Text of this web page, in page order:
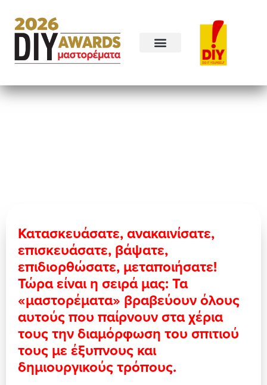
Κατασκευάσατε, ανακαινίσατε,
επισκευάσατε, βάψατε,
επιδιορθώσατε, μεταποιήσατε!
Τώρα είναι η σειρά μας: Τα
«μαστορέματα» βραβεύουν όλους
αυτούς που παίρνουν στα χέρια
τους την διαμόρφωση του σπιτιού
τους με έξυπνους και
δημιουργικούς τρόπους.